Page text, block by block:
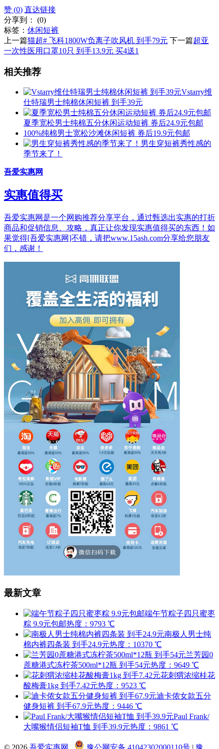
赞 (0) 直达链接
分享到： (0)
标签： 休闲短裤
上一篇猫超# 飞科1800W负离子吹风机 到手79元 下一篇超亚
一次性医用口罩10只 到手13.9元 买4送1
相关推荐
Vstarry维
仕特瑞男士纯棉休闲短裤 到手39元
夏季宽松男士纯棉五分休闲运动短裤 券后24.9元包邮
100%纯棉男士宽松沙滩休闲短裤 券后19.9元包邮
男生穿短裤秀性感的
季节来了！
吾爱实惠网
实惠值得买
吾爱实惠网是一个网购推荐分享平台，通过甄选出实惠的打折
商品和促销信息、攻略，真正让你发现实惠值得买的东西！如
果觉得[吾爱实惠网]不错，请把www.15ash.com分享给您朋友
们，感谢！
最新文章
端午节粽子四只蜜枣
粽 9.9元包邮热度：9793 ℃
南极人男士纯
棉内裤四条装 到手24.9元热度：10370 ℃
兰芳园0
蔗糖港式冻柠茶500ml*12瓶 到手54元热度：9649 ℃
花刺猬浓缩桂花
酸梅膏1kg 到手7.42元热度：9523 ℃
迪卡侬女款五分
健身短裤 到手67.9元热度：9446 ℃
Paul Frank/
大嘴猴情侣短袖T恤 到手39.9元热度：9861 ℃
© 2026 吾爱实惠网 豫公网安备 41042302000110号 | 豫